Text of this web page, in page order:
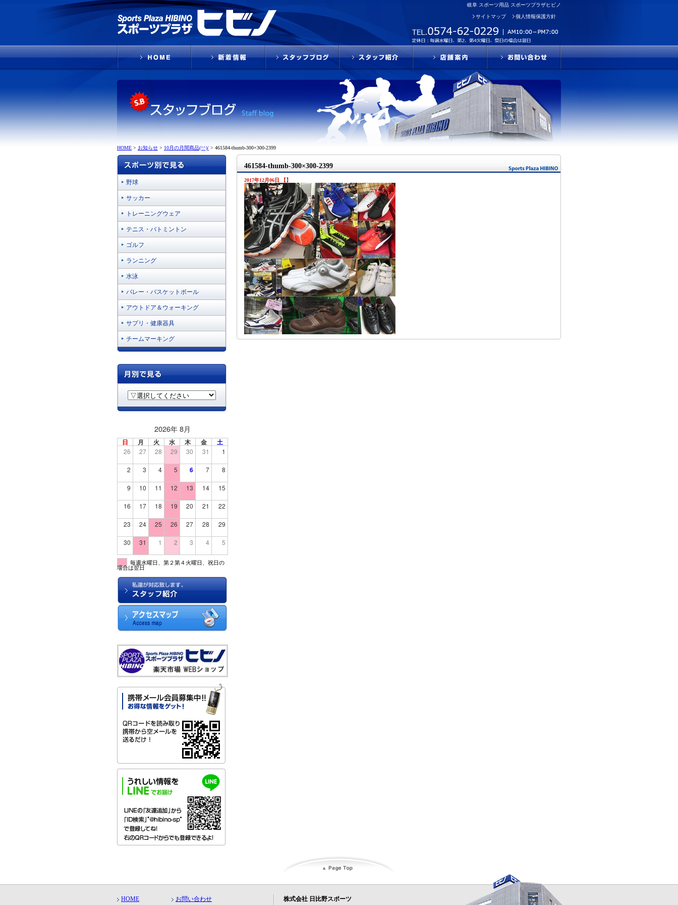
岐阜 スポーツ用品 スポーツプラザヒビノ
サイトマップ 個人情報保護方針
HOME > お知らせ > 10月の月間商品(^^)/ > 461584-thumb-300×300-2399
461584-thumb-300×300-2399
2017年12月06日 【】
野球
サッカー
トレーニングウェア
テニス・バトミントン
ゴルフ
ランニング
水泳
バレー・バスケットボール
アウトドア＆ウォーキング
サプリ・健康器具
チームマーキング
2026年 8月
日 月 火 水 木 金 土
26 27 28 29 30 31 1
2 3 4 5 6 7 8
9 10 11 12 13 14 15
16 17 18 19 20 21 22
23 24 25 26 27 28 29
30 31 1 2 3 4 5
毎週水曜日、第２第４火曜日、祝日の
場合は翌日
HOME お問い合わせ
株式会社 日比野スポーツ